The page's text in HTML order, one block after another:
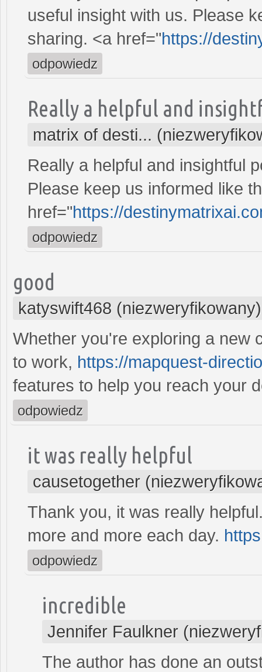
useful insight with us. Please
sharing. <a href="https://
odpowiedz
Really a helpful and
matrix of desti...
Really a helpful and insightful
Please keep us informed like
href="https://
odpowiedz
good
katyswift468 (niezweryfikowany)
Whether you're exploring a new
to work, https://mapquest-
features to help you reach your
odpowiedz
it was really helpful
causetogether
Thank you, it was really
more and more each day.
odpowiedz
incredible
Jennifer Faulkner
The author has done an